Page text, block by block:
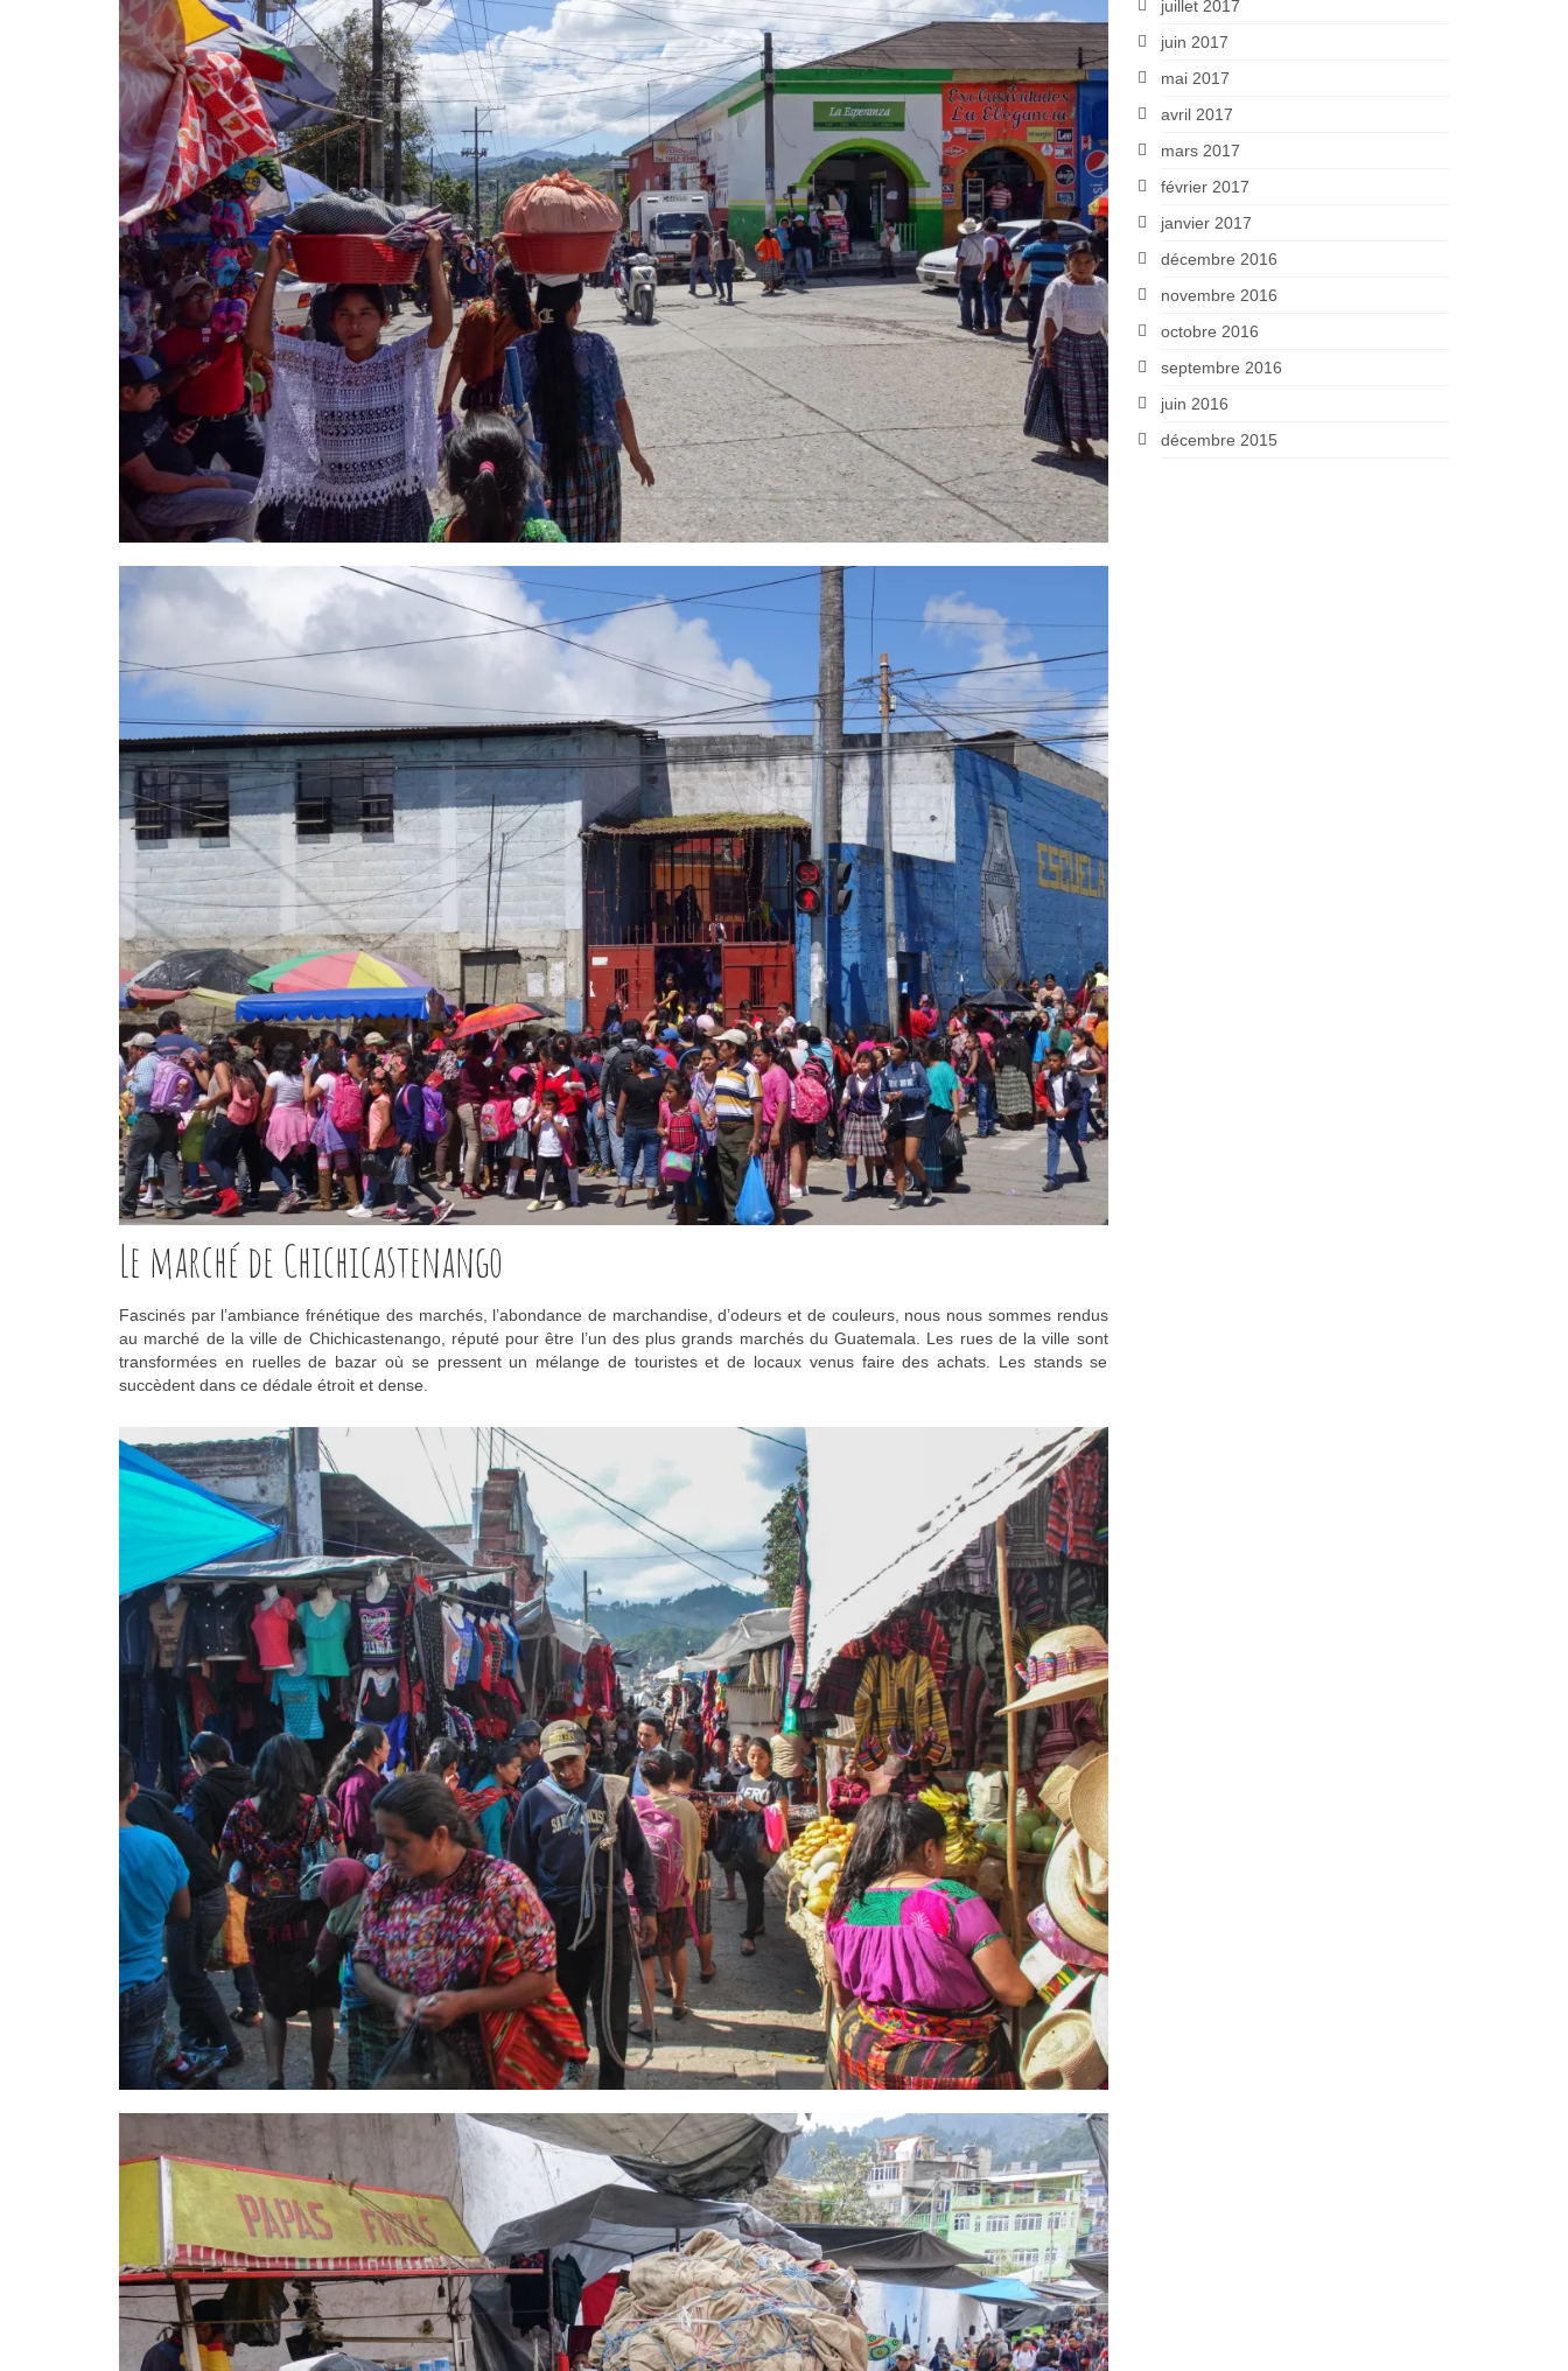
Le marché de Chichicastenango
Fascinés par l’ambiance frénétique des marchés, l’abondance de marchandise, d’odeurs et de couleurs, nous nous sommes rendus
au marché de la ville de Chichicastenango, réputé pour être l’un des plus grands marchés du Guatemala. Les rues de la ville sont
transformées en ruelles de bazar où se pressent un mélange de touristes et de locaux venus faire des achats. Les stands se
succèdent dans ce dédale étroit et dense.
juillet 2017
juin 2017
mai 2017
avril 2017
mars 2017
février 2017
janvier 2017
décembre 2016
novembre 2016
octobre 2016
septembre 2016
juin 2016
décembre 2015